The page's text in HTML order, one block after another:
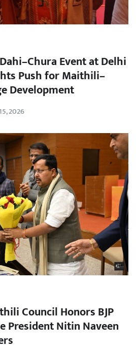
Event at Delhi
Push for Maithili–
Development
2026
Council Honors BJP
President Nitin Naveen